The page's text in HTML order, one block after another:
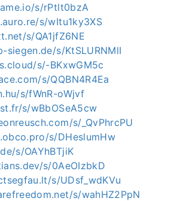
s/rPtlt0bzA
s/wItu1ky3XS
s/QA1jfZ6NE
s/KtSLURNMlI
s/-BKxwGM5c
s/QQBN4R4Ea
s/fWnR-oWjvf
s/wBbOSeA5cw
s/_QvPhrcPU
s/DHeslumHw
s/OAYhBTjiK
s/0AeOIzbkD
s/UDsf_wdKVu
s/wahHZ2PpN